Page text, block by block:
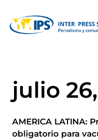
julio
AMERICA LATINA:
obligatorio para